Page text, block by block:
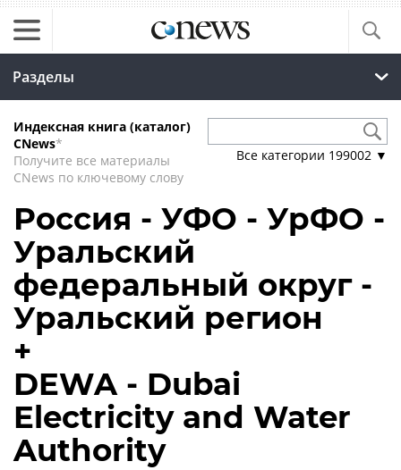
Разделы
Индексная книга (каталог)
CNews*
Получите все материалы
CNews по ключевому слову
Все категории 199002 ▼
Россия - УФО - УрФО -
Уральский
федеральный округ -
Уральский регион
+
DEWA - Dubai
Electricity and Water
Authority